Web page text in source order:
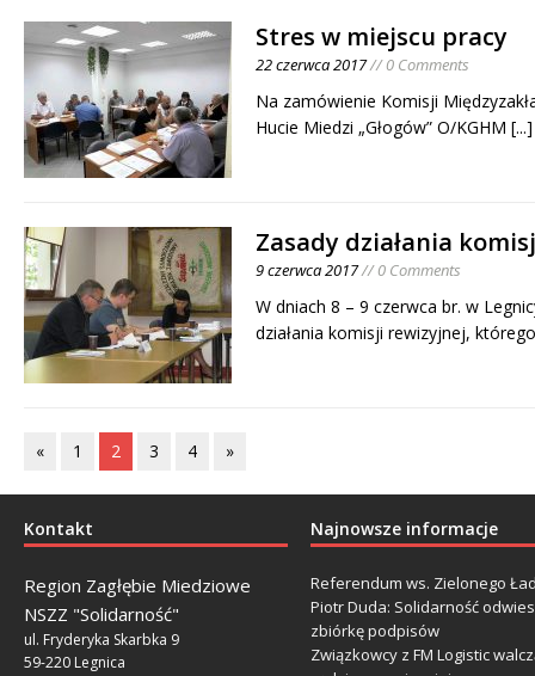
Stres w miejscu pracy
22 czerwca 2017// 0 Comments
Na zamówienie Komisji
Hucie Miedzi „Głogów” O/KGHM [...]
Zasady działania
9 czerwca 2017// 0 Comments
W dniach 8 – 9 czerwca br. w
działania komisji rewizyjnej,
« 1 2 3 4 »
Kontakt
Region Zagłębie Miedziowe
NSZZ "Solidarność"
ul. Fryderyka Skarbka 9
59-220 Legnica
Najnowsze informacje
Referendum ws. Zielonego
Piotr Duda: Solidarność
zbiórkę podpisów
Związkowcy z FM Logistic